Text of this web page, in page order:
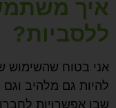
איך
ללסביות?
אני בטוח שהשימוש
להיות גם מלהיב
שבו אפשרויות